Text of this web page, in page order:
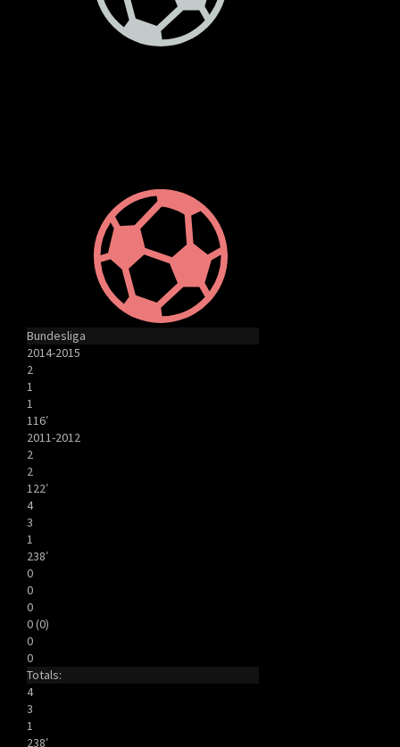
Bundesliga
2014-2015
2
1
1
116′
2011-2012
2
2
122′
4
3
1
238′
0
0
0
0 (0)
0
0
Totals:
4
3
1
238′